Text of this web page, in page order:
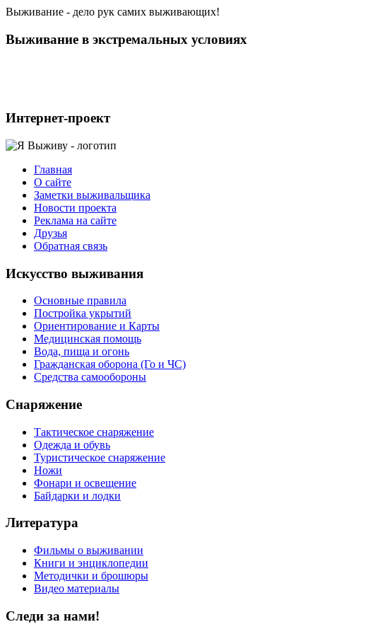
Выживание - дело рук самих выживающих!
Выживание в экстремальных условиях
Интернет-проект
Главная
О сайте
Заметки выживальщика
Новости проекта
Реклама на сайте
Друзья
Обратная связь
Искусcтво выживания
Основные правила
Постройка укрытий
Ориентирование и Карты
Медицинская помощь
Вода, пища и огонь
Гражданская оборона (Го и ЧС)
Средства самообороны
Снаряжение
Тактическое снаряжение
Одежда и обувь
Туристическое снаряжение
Ножи
Фонари и освещение
Байдарки и лодки
Литература
Фильмы о выживании
Книги и энциклопедии
Методички и брошюры
Видео материалы
Следи за нами!